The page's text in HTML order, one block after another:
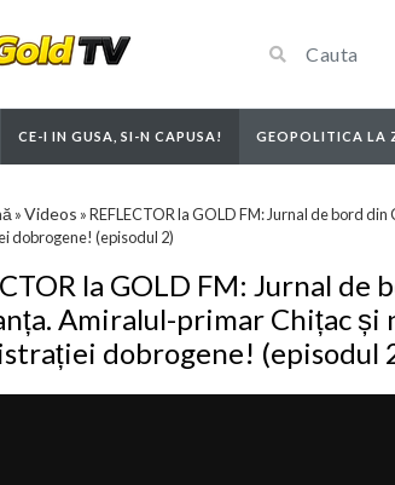
CE-I IN GUSA, SI-N CAPUSA! GEOPOLITICA LA
»Videos »REFLECTOR la GOLD FM: Jurnal de bord
dobrogene! (episodul 2)
la GOLD FM: Jurnal de
Amiralul-primar Chițac și
dobrogene! (episodul